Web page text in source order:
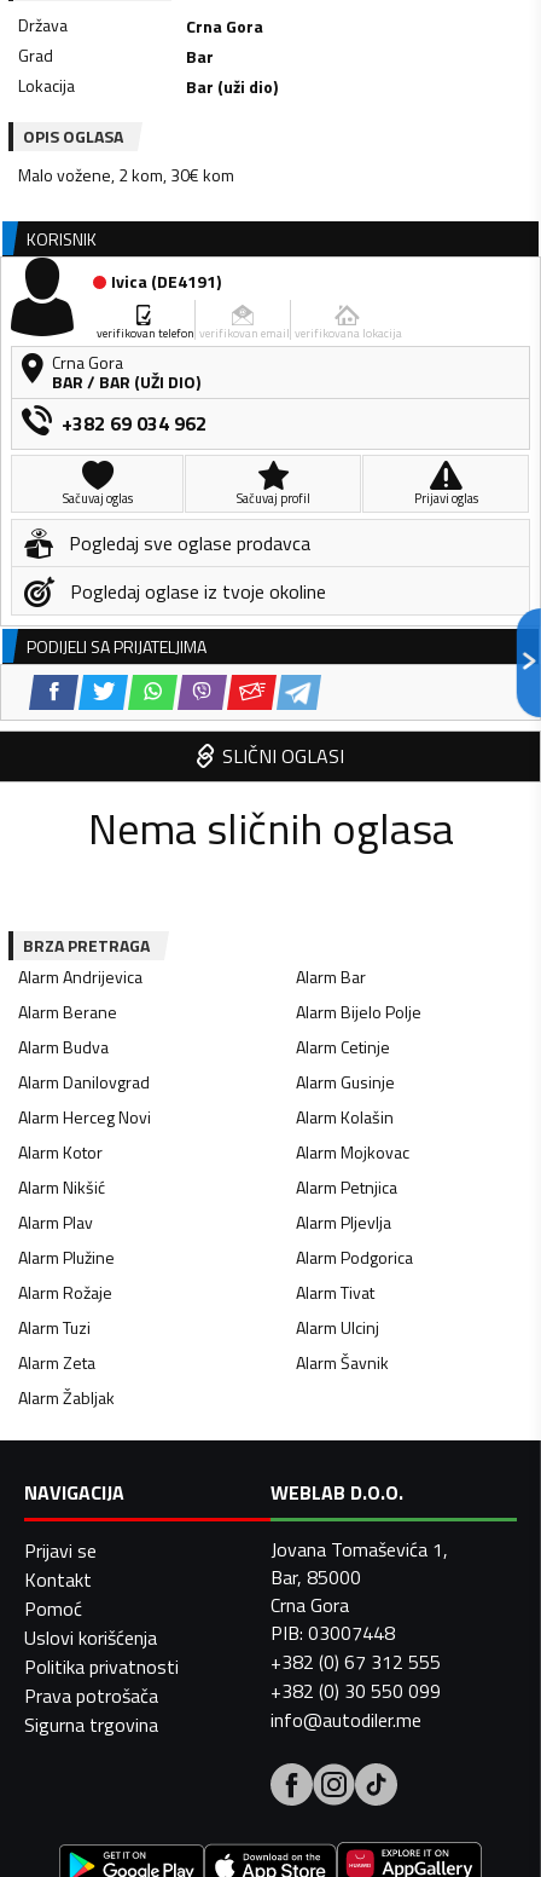
Država
Crna Gora
Grad
Bar
Lokacija
Bar (uži dio)
OPIS OGLASA
Malo vožene, 2 kom, 30€ kom
KORISNIK
Ivica(DE4191)
verifikovan telefon verifikovan email verifikovana lokacija
Crna Gora
BAR/ BAR (UŽI DIO)
+382 69 034 962
Sačuvaj oglas Sačuvaj profil Prijavi oglas
Pogledaj sve oglase prodavca
Pogledaj oglase iz tvoje okoline
PODIJELI SA PRIJATELJIMA
SLIČNI OGLASI
Nema sličnih oglasa
BRZA PRETRAGA
AlarmAndrijevica AlarmBar
AlarmBerane AlarmBijelo Polje
AlarmBudva AlarmCetinje
AlarmDanilovgrad AlarmGusinje
AlarmHerceg Novi AlarmKolašin
AlarmKotor AlarmMojkovac
AlarmNikšić AlarmPetnjica
AlarmPlav AlarmPljevlja
AlarmPlužine AlarmPodgorica
AlarmRožaje AlarmTivat
AlarmTuzi AlarmUlcinj
AlarmZeta AlarmŠavnik
AlarmŽabljak
NAVIGACIJA
Prijavi se
Kontakt
Pomoć
Uslovi korišćenja
Politika privatnosti
Prava potrošača
Sigurna trgovina
WEBLAB D.O.O.
Jovana Tomaševića 1,
Bar, 85000
Crna Gora
PIB: 03007448
+382 (0) 67 312 555
+382 (0) 30 550 099
info@autodiler.me